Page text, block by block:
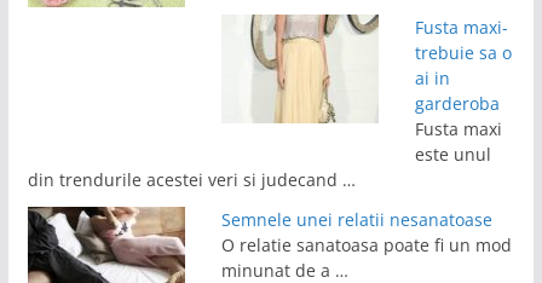
Fusta maxi-
trebuie sa o
ai in
garderoba
Fusta maxi
este unul
din trendurile acestei veri si judecand …
Semnele unei relatii nesanatoase
O relatie sanatoasa poate fi un mod
minunat de a …